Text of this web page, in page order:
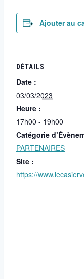
Ajouter au
DÉTAILS
Date :
03/03/2023
Heure :
17h00 - 19h00
Catégorie
PARTENAIRES
Site :
https://